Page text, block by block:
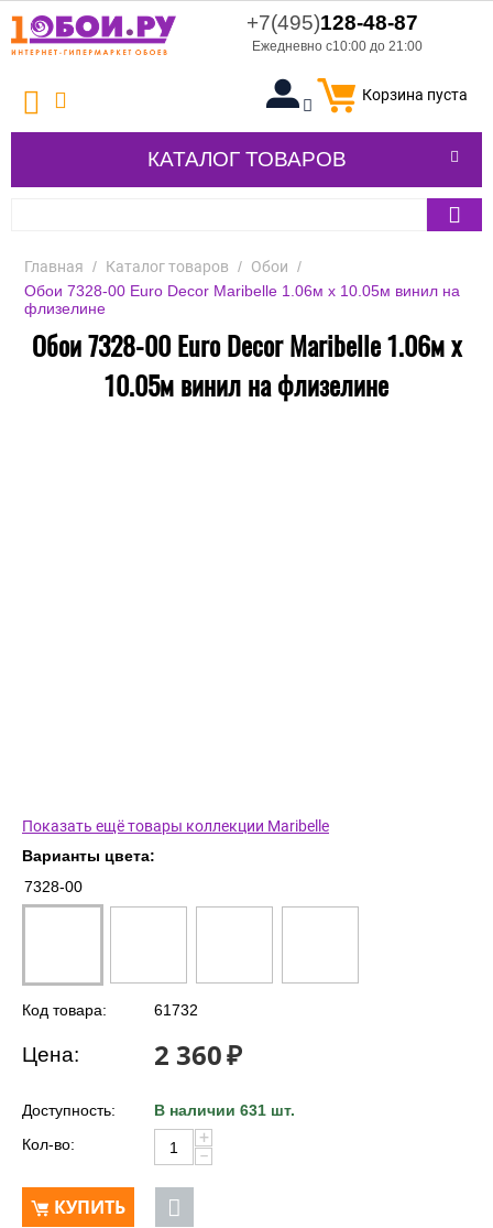
+7(495)128-48-87
Ежедневно с10:00 до 21:00
Корзина пуста
КАТАЛОГ ТОВАРОВ
Главная / Каталог товаров / Обои /
Обои 7328-00 Euro Decor Maribelle 1.06м x 10.05м винил на
флизелине
Обои 7328-00 Euro Decor Maribelle 1.06м x
10.05м винил на флизелине
Показать ещё товары коллекции Maribelle
Варианты цвета:
7328-00
Код товара: 61732
Цена: 2 360₽
Доступность:
В наличии 631 шт.
Кол-во:
+
−
КУПИТЬ